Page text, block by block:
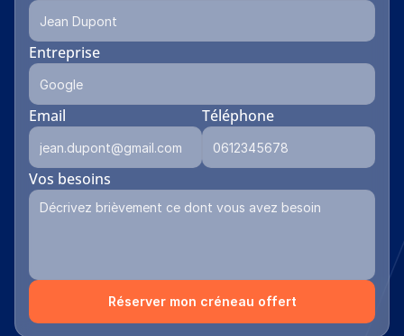
Entreprise
Email Téléphone
Vos besoins
Réserver mon créneau offert